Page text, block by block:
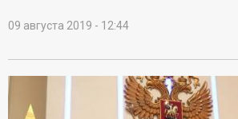
й
09 августа 2019 - 12:44